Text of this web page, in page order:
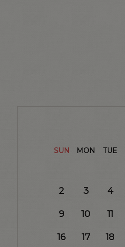
SUN MON TUE
2 3 4
9 10 11
16 17 18